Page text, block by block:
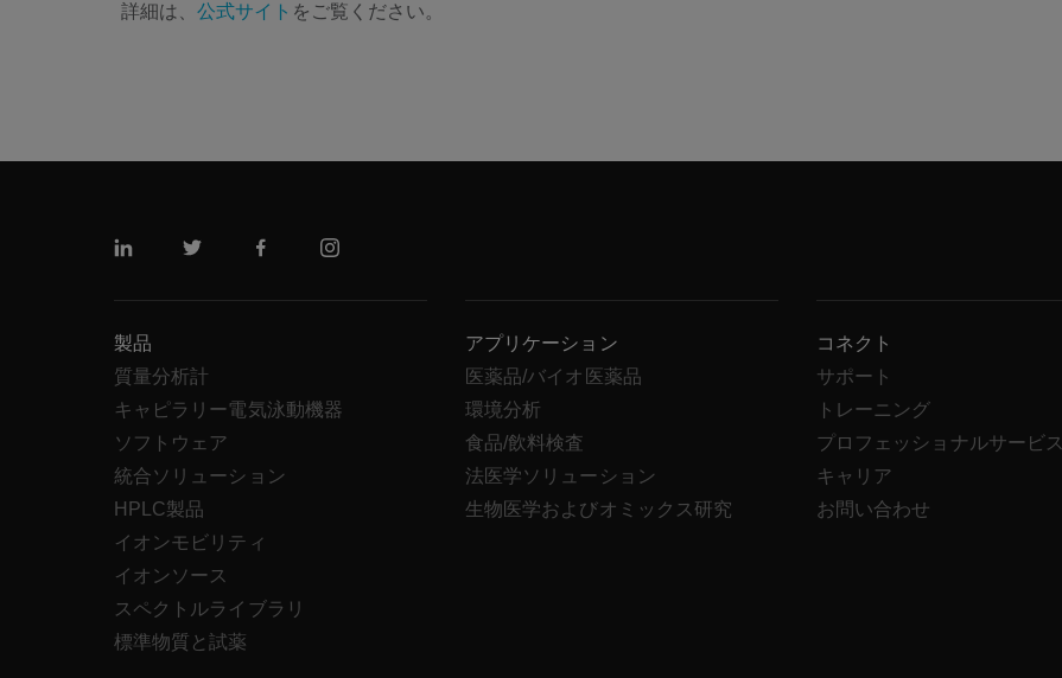
詳細は、 公式サイト をご覧ください。
リンクトインツイッターフェイスブックインスタグラム
製品
質量分析計
キャピラリー電気泳動機器
ソフトウェア
統合ソリューション
HPLC製品
イオンモビリティ
イオンソース
スペクトルライブラリ
標準物質と試薬
アプリケーション
医薬品/バイオ医薬品
環境分析
食品/飲料検査
法医学ソリューション
生物医学およびオミックス研究
コネクト
サポート
トレーニング
プロフェッショナルサービス
キャリア
お問い合わせ